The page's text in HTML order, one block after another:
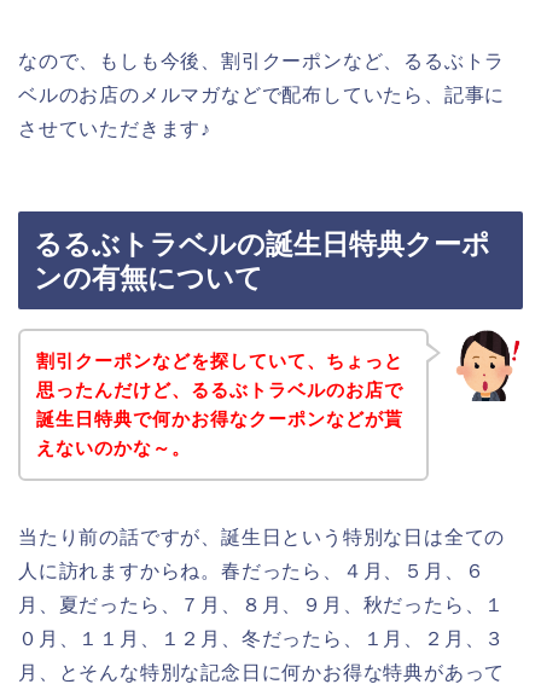
なので、もしも今後、割引クーポンなど、るるぶトラ
ベルのお店のメルマガなどで配布していたら、記事に
させていただきます♪
るるぶトラベルの誕生日特典クーポ
ンの有無について
割引クーポンなどを探していて、ちょっと
思ったんだけど、るるぶトラベルのお店で
誕生日特典で何かお得なクーポンなどが貰
えないのかな～。
当たり前の話ですが、誕生日という特別な日は全ての
人に訪れますからね。春だったら、４月、５月、６
月、夏だったら、７月、８月、９月、秋だったら、１
０月、１１月、１２月、冬だったら、１月、２月、３
月、とそんな特別な記念日に何かお得な特典があって